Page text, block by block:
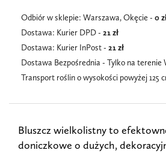
Odbiór w sklepie: Warszawa, Okęcie - 0
Dostawa: Kurier DPD - 21 zł
Dostawa: Kurier InPost - 21zł
Dostawa Bezpośrednia - Tylko na terenie
Transport roślin o wysokości powyżej 125
Bluszcz wielkolistny to
doniczkowe o dużych,